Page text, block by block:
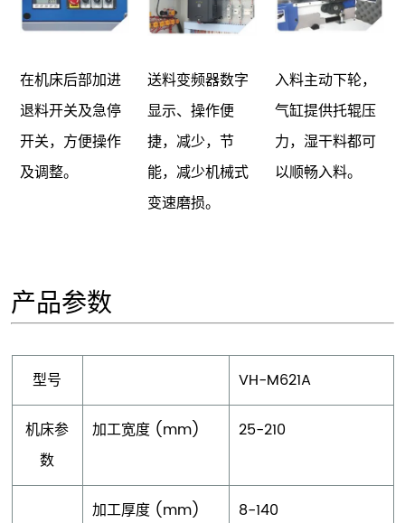
在机床后部加进
退料开关及急停
开关，方便操作
及调整。
送料变频器数字
显示、操作便
捷，减少，节
能，减少机械式
变速磨损。
入料主动下轮，
气缸提供托辊压
力，湿干料都可
以顺畅入料。
产品参数
型号 VH-M621A
机床参
数
加工宽度 (mm) 25-210
加工厚度 (mm) 8-140